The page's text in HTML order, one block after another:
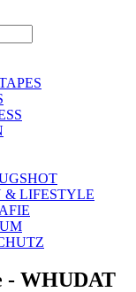
& LIFESTYLE
- WHUDAT